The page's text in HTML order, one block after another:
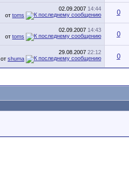
02.09.2007 14:44
от toms 0
02.09.2007 14:43
от toms 0
29.08.2007 22:12
от shuma 0